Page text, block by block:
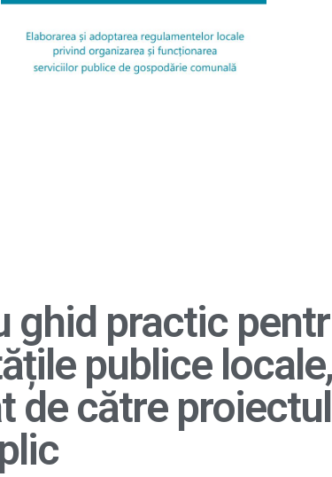
ghid practic
publice
de către proiectul